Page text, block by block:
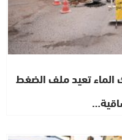
تعيد ملف الضغط